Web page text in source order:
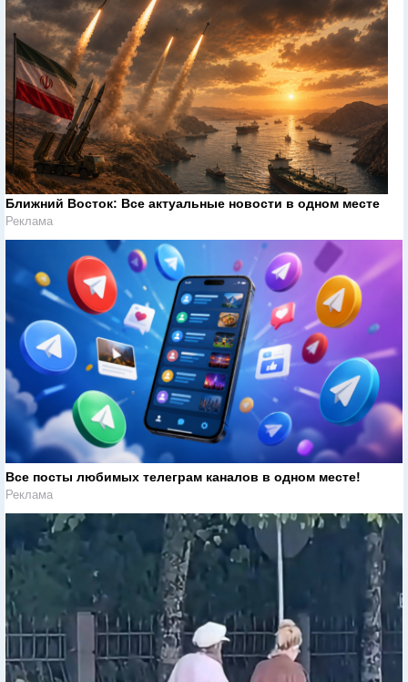
Ближний Восток: Все актуальные новости в одном месте
Реклама
Все посты любимых телеграм каналов в одном месте!
Реклама